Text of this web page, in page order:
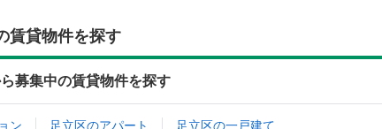
賃貸物件を探す
募集中の賃貸物件を探す
ン 足立区のアパート 足立区の一戸建て